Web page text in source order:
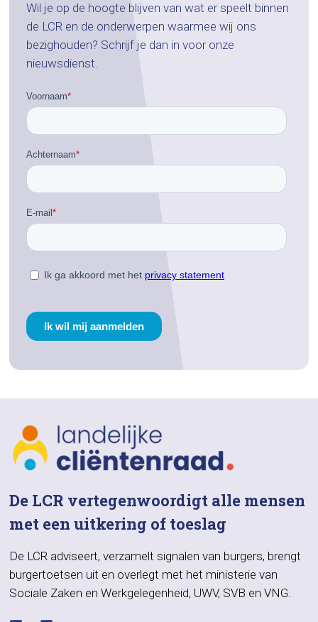
Wil je op de hoogte blijven van wat er speelt binnen
de LCR en de onderwerpen waarmee wij ons
bezighouden? Schrijf je dan in voor onze
nieuwsdienst.
De LCR vertegenwoordigt alle mensen
met een uitkering of toeslag
De LCR adviseert, verzamelt signalen van burgers, brengt
burgertoetsen uit en overlegt met het ministerie van
Sociale Zaken en Werkgelegenheid, UWV, SVB en VNG.